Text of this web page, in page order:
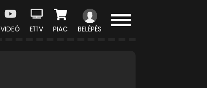
VIDEÓ E1TV PIAC BELÉPÉS